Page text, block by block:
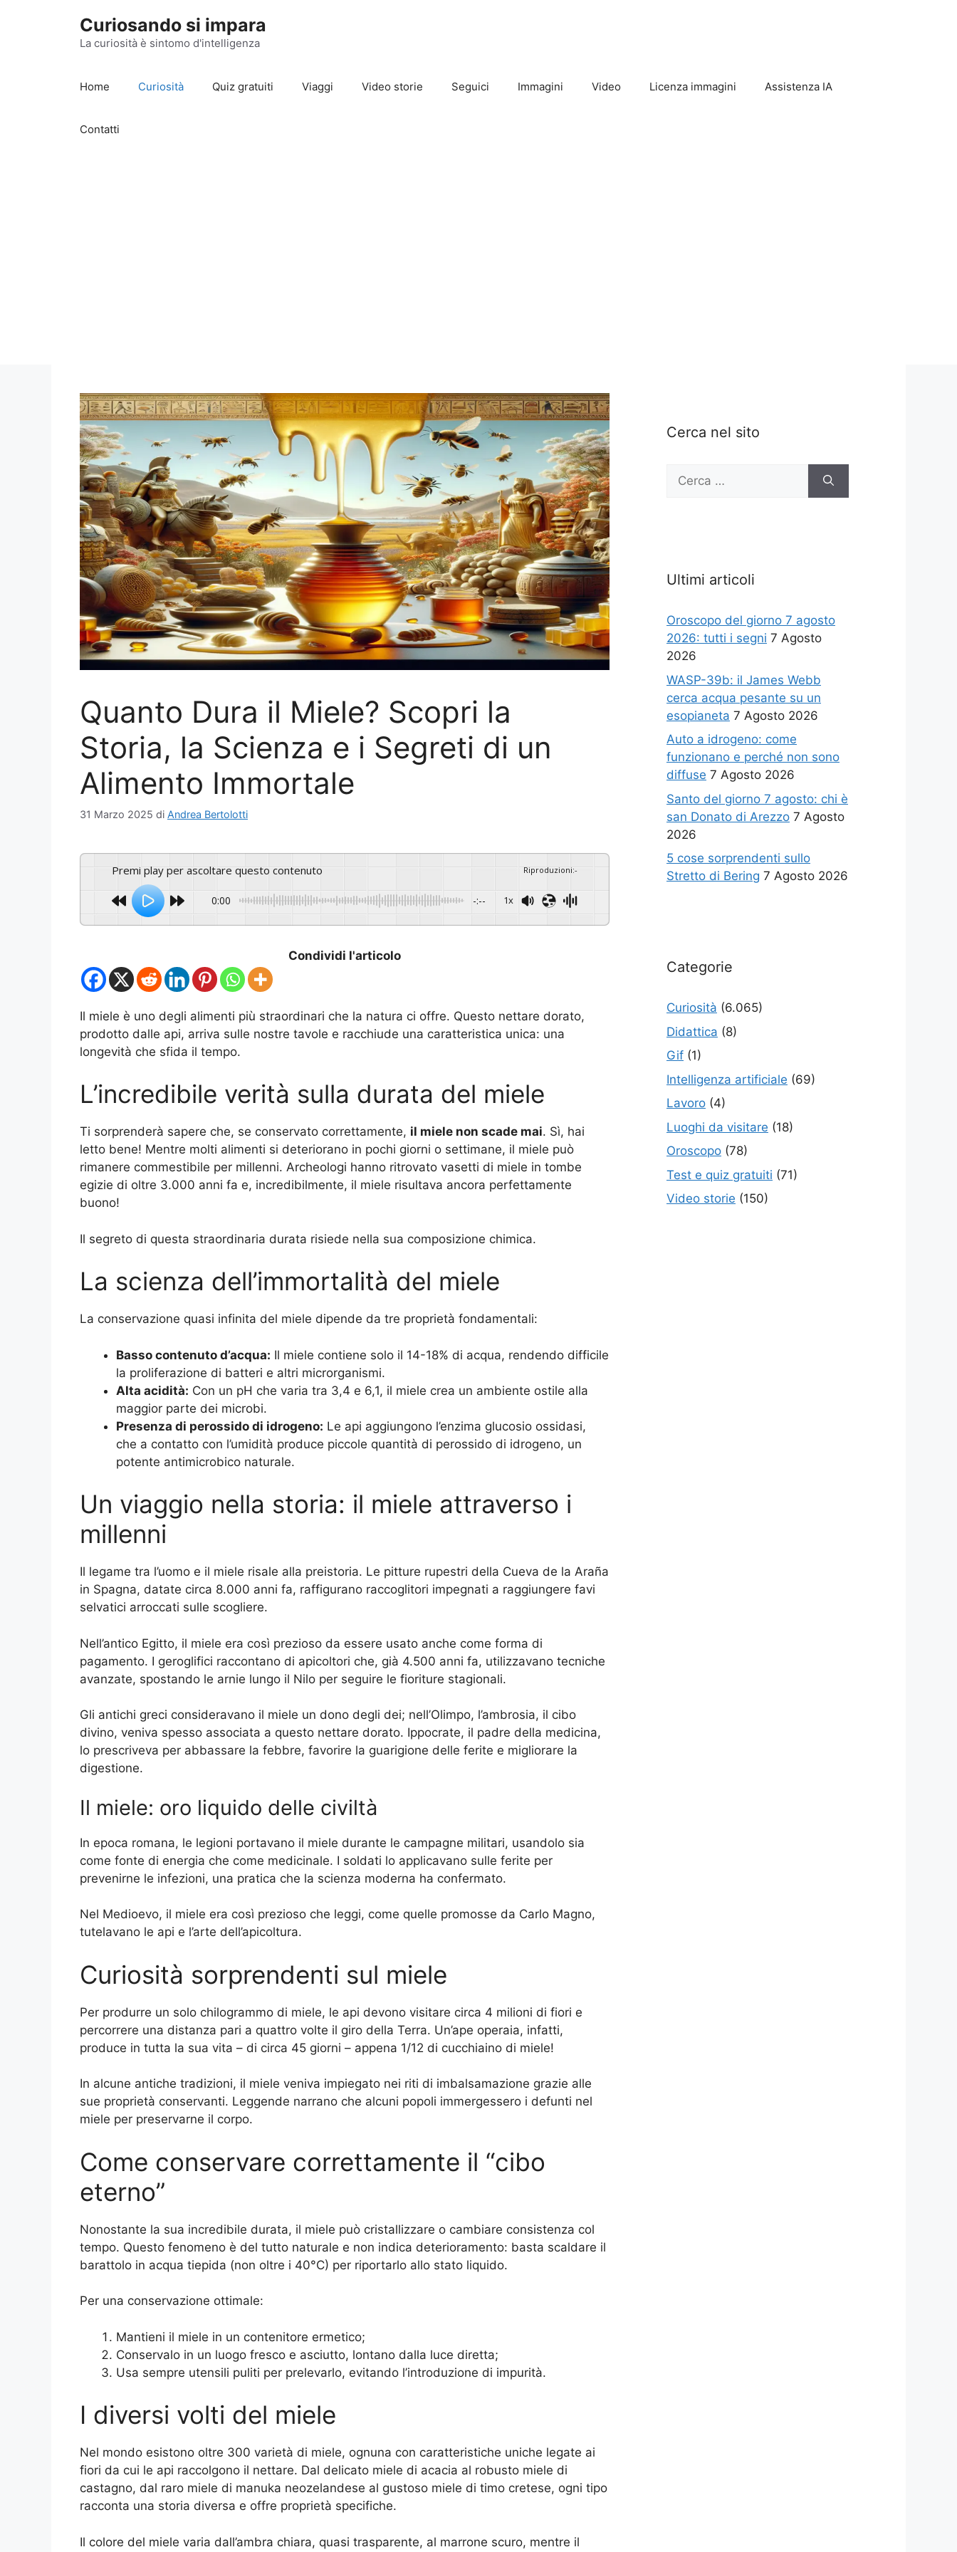
Curiosando si impara
La curiosità è sintomo d'intelligenza
Home Curiosità Quiz gratuiti Viaggi Video storie Seguici Immagini Video Licenza immagini Assistenza IA
Contatti
Quanto Dura il Miele? Scopri la
Storia, la Scienza e i Segreti di un
Alimento Immortale
31 Marzo 2025 di Andrea Bertolotti
Premi play per ascoltare questo contenuto Riproduzioni:-
0:00 -:-- 1x
Condividi l'articolo
Il miele è uno degli alimenti più straordinari che la natura ci offre. Questo nettare dorato,
prodotto dalle api, arriva sulle nostre tavole e racchiude una caratteristica unica: una
longevità che sfida il tempo.
L’incredibile verità sulla durata del miele
Ti sorprenderà sapere che, se conservato correttamente, il miele non scade mai. Sì, hai
letto bene! Mentre molti alimenti si deteriorano in pochi giorni o settimane, il miele può
rimanere commestibile per millenni. Archeologi hanno ritrovato vasetti di miele in tombe
egizie di oltre 3.000 anni fa e, incredibilmente, il miele risultava ancora perfettamente
buono!
Il segreto di questa straordinaria durata risiede nella sua composizione chimica.
La scienza dell’immortalità del miele
La conservazione quasi infinita del miele dipende da tre proprietà fondamentali:
Basso contenuto d’acqua: Il miele contiene solo il 14-18% di acqua, rendendo difficile
la proliferazione di batteri e altri microrganismi.
Alta acidità: Con un pH che varia tra 3,4 e 6,1, il miele crea un ambiente ostile alla
maggior parte dei microbi.
Presenza di perossido di idrogeno: Le api aggiungono l’enzima glucosio ossidasi,
che a contatto con l’umidità produce piccole quantità di perossido di idrogeno, un
potente antimicrobico naturale.
Un viaggio nella storia: il miele attraverso i
millenni
Il legame tra l’uomo e il miele risale alla preistoria. Le pitture rupestri della Cueva de la Araña
in Spagna, datate circa 8.000 anni fa, raffigurano raccoglitori impegnati a raggiungere favi
selvatici arroccati sulle scogliere.
Nell’antico Egitto, il miele era così prezioso da essere usato anche come forma di
pagamento. I geroglifici raccontano di apicoltori che, già 4.500 anni fa, utilizzavano tecniche
avanzate, spostando le arnie lungo il Nilo per seguire le fioriture stagionali.
Gli antichi greci consideravano il miele un dono degli dei; nell’Olimpo, l’ambrosia, il cibo
divino, veniva spesso associata a questo nettare dorato. Ippocrate, il padre della medicina,
lo prescriveva per abbassare la febbre, favorire la guarigione delle ferite e migliorare la
digestione.
Il miele: oro liquido delle civiltà
In epoca romana, le legioni portavano il miele durante le campagne militari, usandolo sia
come fonte di energia che come medicinale. I soldati lo applicavano sulle ferite per
prevenirne le infezioni, una pratica che la scienza moderna ha confermato.
Nel Medioevo, il miele era così prezioso che leggi, come quelle promosse da Carlo Magno,
tutelavano le api e l’arte dell’apicoltura.
Curiosità sorprendenti sul miele
Per produrre un solo chilogrammo di miele, le api devono visitare circa 4 milioni di fiori e
percorrere una distanza pari a quattro volte il giro della Terra. Un’ape operaia, infatti,
produce in tutta la sua vita – di circa 45 giorni – appena 1/12 di cucchiaino di miele!
In alcune antiche tradizioni, il miele veniva impiegato nei riti di imbalsamazione grazie alle
sue proprietà conservanti. Leggende narrano che alcuni popoli immergessero i defunti nel
miele per preservarne il corpo.
Come conservare correttamente il “cibo
eterno”
Nonostante la sua incredibile durata, il miele può cristallizzare o cambiare consistenza col
tempo. Questo fenomeno è del tutto naturale e non indica deterioramento: basta scaldare il
barattolo in acqua tiepida (non oltre i 40°C) per riportarlo allo stato liquido.
Per una conservazione ottimale:
Mantieni il miele in un contenitore ermetico;
Conservalo in un luogo fresco e asciutto, lontano dalla luce diretta;
Usa sempre utensili puliti per prelevarlo, evitando l’introduzione di impurità.
I diversi volti del miele
Nel mondo esistono oltre 300 varietà di miele, ognuna con caratteristiche uniche legate ai
fiori da cui le api raccolgono il nettare. Dal delicato miele di acacia al robusto miele di
castagno, dal raro miele di manuka neozelandese al gustoso miele di timo cretese, ogni tipo
racconta una storia diversa e offre proprietà specifiche.
Il colore del miele varia dall’ambra chiara, quasi trasparente, al marrone scuro, mentre il
Cerca nel sito
Ricerca
Ultimi articoli
Oroscopo del giorno 7 agosto
2026: tutti i segni 7 Agosto
2026
WASP-39b: il James Webb
cerca acqua pesante su un
esopianeta 7 Agosto 2026
Auto a idrogeno: come
funzionano e perché non sono
diffuse 7 Agosto 2026
Santo del giorno 7 agosto: chi è
san Donato di Arezzo 7 Agosto
2026
5 cose sorprendenti sullo
Stretto di Bering 7 Agosto 2026
Categorie
Curiosità (6.065)
Didattica (8)
Gif (1)
Intelligenza artificiale (69)
Lavoro (4)
Luoghi da visitare (18)
Oroscopo (78)
Test e quiz gratuiti (71)
Video storie (150)